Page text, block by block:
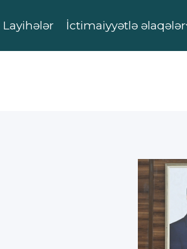
Layihələr İctimaiyyətlə əlaqələr